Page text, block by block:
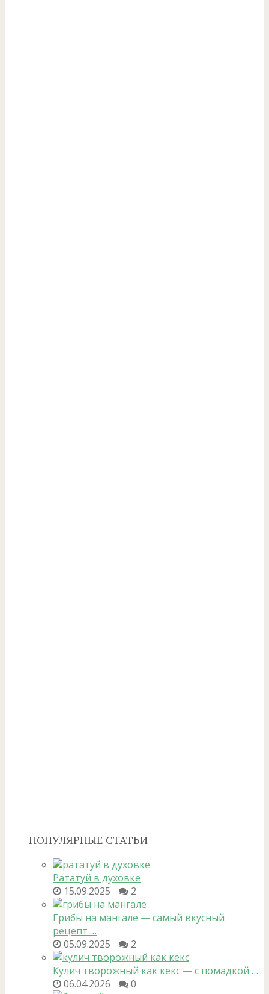
ПОПУЛЯРНЫЕ СТАТЬИ
Рататуй в духовке
15.09.2025
2
Грибы на мангале — самый вкусный
рецепт …
05.09.2025
2
Кулич творожный как кекс — с помадкой …
06.04.2026
0